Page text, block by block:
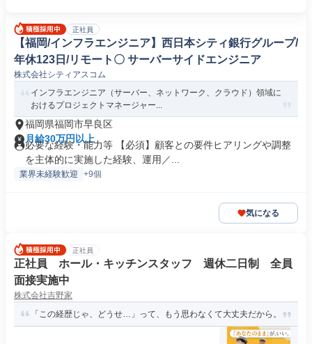
正社員
【福岡/インフラエンジニア】西日本シティ銀行グループ/
年休123日/リモート〇 サーバーサイドエンジニア
株式会社シティアスコム
インフラエンジニア（サーバー、ネットワーク、クラウド）領域に
おけるプロジェクトマネージャー...
福岡県福岡市早良区
月給30万円以上
必要な経験・能力等 【必須】顧客との要件ヒアリングや調整
を主体的に実施した経験、運用／...
業界未経験歓迎 +9個
気になる
正社員
正社員 ホール・キッチンスタッフ 週休二日制 全員
面接実施中
株式会社吉野家
「この経歴じゃ、どうせ…」って、もう思わなくて大丈夫だから。